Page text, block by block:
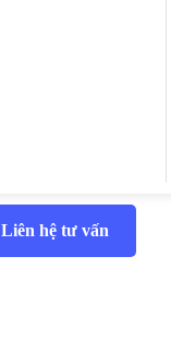
Liên hệ tư vấn